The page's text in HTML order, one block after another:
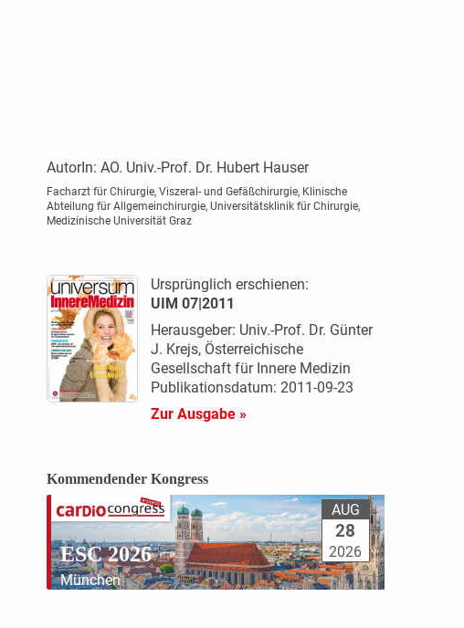
AutorIn: AO. Univ.-Prof. Dr. Hubert Hauser
Facharzt für Chirurgie, Viszeral- und Gefäßchirurgie, Klinische
Abteilung für Allgemeinchirurgie, Universitätsklinik für Chirurgie,
Medizinische Universität Graz
Ursprünglich erschienen:
UIM 07|2011
Herausgeber: Univ.-Prof. Dr. Günter
J. Krejs, Österreichische
Gesellschaft für Innere Medizin
Publikationsdatum: 2011-09-23
Zur Ausgabe »
Kommendender Kongress
ESC 2026
München
AUG
28
2026